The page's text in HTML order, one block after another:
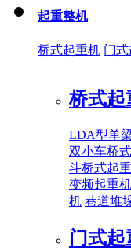
起重整机
桥式起重机 门
桥式起
LDA型单
双小车桥
斗桥式起
变频起重机
机 巷道堆
门式起